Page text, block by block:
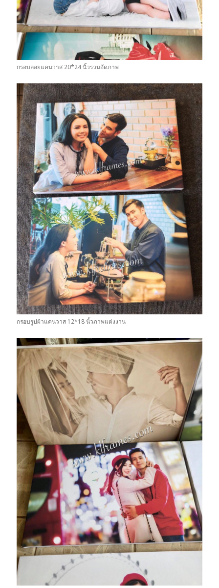
กรอบลอยแคนวาส 20*24 นิ้วรวมอัดภาพ
กรอบรูปผ้าแคนวาส 12*18 นิ้วภาพแต่งงาน